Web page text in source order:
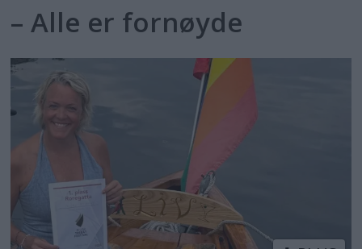
– Alle er fornøyde